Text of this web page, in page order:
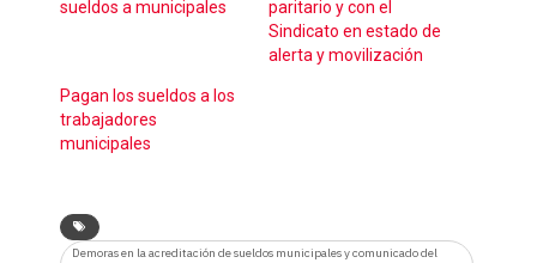
sueldos a municipales
paritario y con el
Sindicato en estado de
alerta y movilización
Pagan los sueldos a los
trabajadores
municipales
Demoras en la acreditación de sueldos municipales y comunicado del